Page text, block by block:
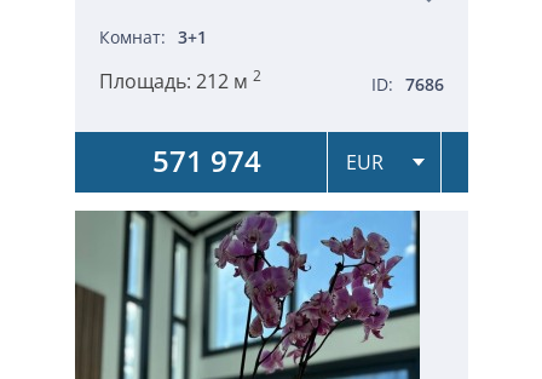
Комнат: 3+1
Площадь: 212 м 2 ID: 7686
571 974